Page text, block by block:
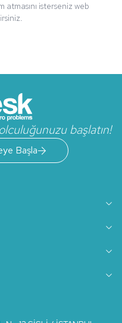
isterseniz web
başlatın!
Başla